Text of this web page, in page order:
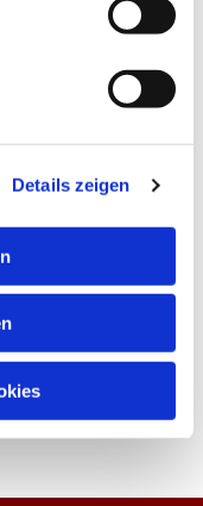
Details zeigen